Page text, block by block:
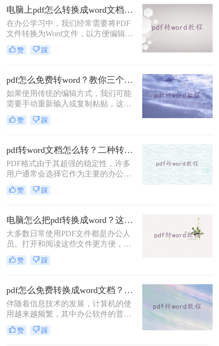
我们在处理和编辑文档时更加灵活。
如果你也在找PDF转Word免费转换器
的话，下面小编就来分享下怎样转pdf
为word文档吧！
电脑上pdf怎么转换成word文档？你可以试着这样在线转换~
在办公学习中，我们经常需要将PDF
文件转换为Word文件，以方便编辑和
排版。但是，很多人在尝试转换时却
遇到了困难。今天，我们就来介绍一
轻松转换，愉快办公！
赞 踩
pdf怎么免费转word？教你三个方法！
如果使用传统的编辑方式，我们可能
需要手动重新输入或复制粘贴，这样
既费时又容易出错；但借助了文档转
换工具，可以将PDF转换为可编辑的
调整条款，轻松完成编辑任务。大家
知道pdf怎么免费转word吗？下面小编
告诉你们~
赞 踩
pdf转word文档怎么转？二种转换方法了解一下！
PDF格式由于其超强的稳定性，许多
用户通常会选择它作为主要的办公文
件。然而，在一些特殊的时刻，优势
会逐渐转化为缺点。例如，如果你想
它们转换成Word来复制它们。那么，
pdf转word文档怎么转呢？这里分享二
个简单的操作方法。让我们来看看。
赞 踩
电脑怎么把pdf转换成word？这两种方法很方便！
大多数日常使用PDF文件都是办公人
员。打开和阅读这些文件更方便，但
在PDF中添加一些内容更困难，这需
要转换PDF文件的格式。电脑怎么把
怎么转换。那么今天就来给大家分享
一下pdf转word的方法。
赞 踩
pdf怎么免费转换成word文档？亲测好用的方法分享！
伴随着信息技术的发展，计算机的使
用越来越频繁，其中办公软件的普及
也使大家的工作效率越来越高，对于
很多人来说，电脑已经成为生活的一
赞 踩